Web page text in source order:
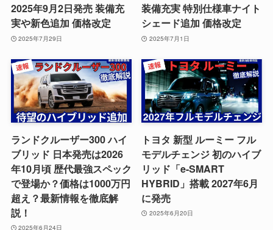
2025年9月2日発売 装備充
実や新色追加 価格改定
2025年7月29日
装備充実 特別仕様車ナイト
シェード追加 価格改定
2025年7月1日
ランドクルーザー300 ハイ
ブリッド 日本発売は2026
年10月頃 歴代最強スペック
で登場か？価格は1000万円
超え？最新情報を徹底解
説！
2025年6月24日
トヨタ 新型 ルーミー フル
モデルチェンジ 初のハイブ
リッド「e-SMART
HYBRID」搭載 2027年6月
に発売
2025年6月20日